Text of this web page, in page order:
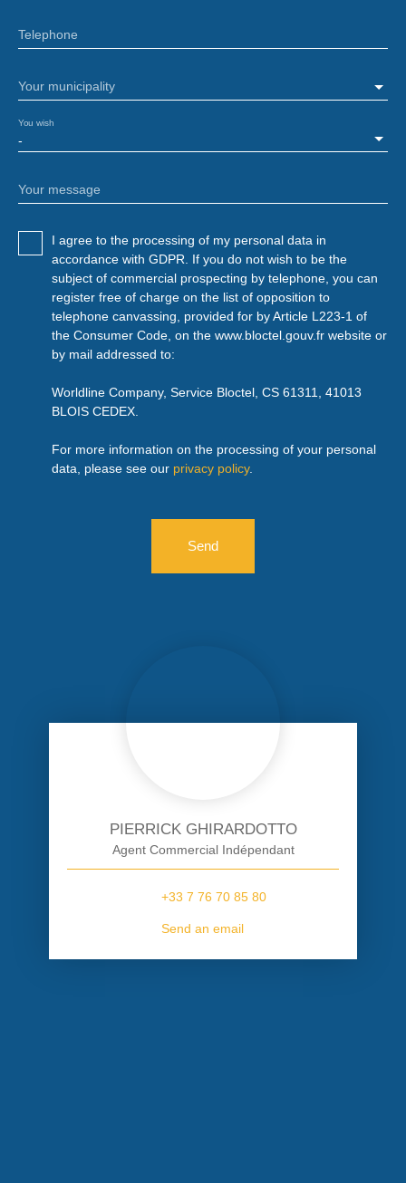
Telephone
Your municipality
-
You wish
Your message
I agree to the processing of my personal data in
accordance with GDPR. If you do not wish to be the
subject of commercial prospecting by telephone, you can
register free of charge on the list of opposition to
telephone canvassing, provided for by Article L223-1 of
the Consumer Code, on the www.bloctel.gouv.fr website or
by mail addressed to:
Worldline Company, Service Bloctel, CS 61311, 41013
BLOIS CEDEX.
For more information on the processing of your personal
data, please see our privacy policy.
Send
PIERRICK GHIRARDOTTO
Agent Commercial Indépendant
+33 7 76 70 85 80
Send an email